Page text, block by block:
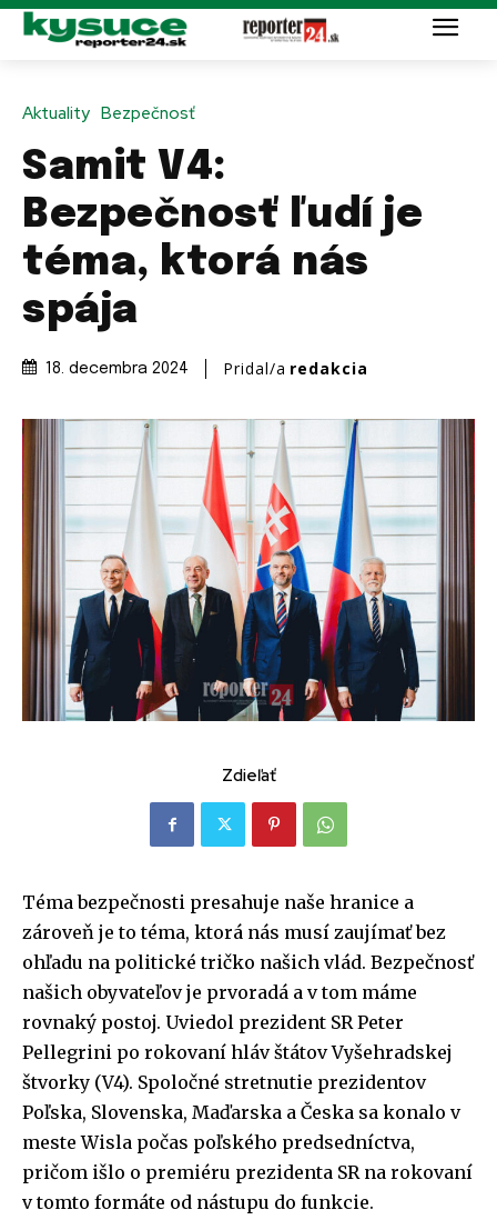
Aktuality Bezpečnosť
Samit V4:
Bezpečnosť ľudí je
téma, ktorá nás
spája
18. decembra 2024 Pridal/a redakcia
Zdieľať
Téma bezpečnosti presahuje naše hranice a
zároveň je to téma, ktorá nás musí zaujímať bez
ohľadu na politické tričko našich vlád. Bezpečnosť
našich obyvateľov je prvoradá a v tom máme
rovnaký postoj. Uviedol prezident SR Peter
Pellegrini po rokovaní hláv štátov Vyšehradskej
štvorky (V4). Spoločné stretnutie prezidentov
Poľska, Slovenska, Maďarska a Česka sa konalo v
meste Wisla počas poľského predsedníctva,
pričom išlo o premiéru prezidenta SR na rokovaní
v tomto formáte od nástupu do funkcie.